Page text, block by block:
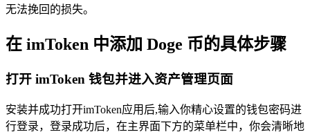
无法挽回的损失。
在 imToken 中添加 Doge 币的具体步骤
打开 imToken 钱包并进入资产管理页面
安装并成功打开imToken应用后,输入你精心设置的钱包密码进
行登录，登录成功后，在主界面下方的菜单栏中，你会清晰地